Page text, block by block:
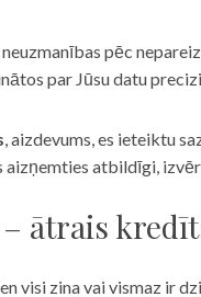
pēc
par Jūsu datu
, aizdevums, es ieteiktu
aizņemties atbildīgi,
ātrais
visi zina vai vismaz ir